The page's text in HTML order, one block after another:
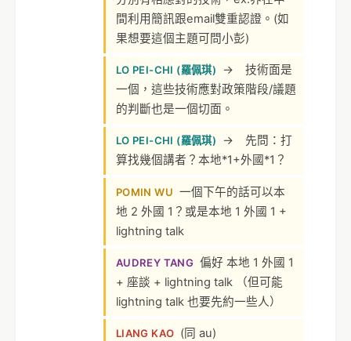
間利用簡訊跟email雙重認證。(如
果想要這個主題可問小彭)
LO PEI-CHI (羅佩琪)
→ 技術面是
一個，這些技術應對政策階段/議題
的判斷也是一個切面。
LO PEI-CHI (羅佩琪)
→ 先問：打
算找幾個講者？本地*1+外國*1？
POMIN WU 一個下午的話可以本
地 2 外國 1？或是本地 1 外國 1 +
lightning talk
AUDREY TANG 偏好 本地 1 外國 1
+ 座談 + lightning talk （但可能
lightning talk 也要先約一些人）
LIANG KAO (同 au)